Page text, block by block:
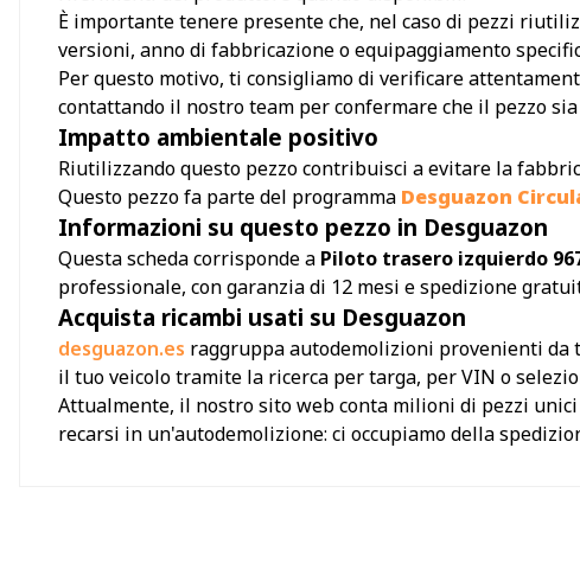
È importante tenere presente che, nel caso di pezzi
versioni, anno di fabbricazione o equipaggiamento
Per questo motivo, ti consigliamo di verificare
contattando il nostro team per confermare che il pezzo
Impatto ambientale positivo
Riutilizzando questo pezzo contribuisci a evitare la
Questo pezzo fa parte del programma Desguazon
Informazioni su questo pezzo in Desguazon
Questa scheda corrisponde a Piloto trasero izquierdo
professionale, con garanzia di 12 mesi e spedizione
Acquista ricambi usati su Desguazon
desguazon.es raggruppa autodemolizioni provenienti da
il tuo veicolo tramite la ricerca per targa, per VIN o
Attualmente, il nostro sito web conta milioni di pezzi
recarsi in un'autodemolizione: ci occupiamo della